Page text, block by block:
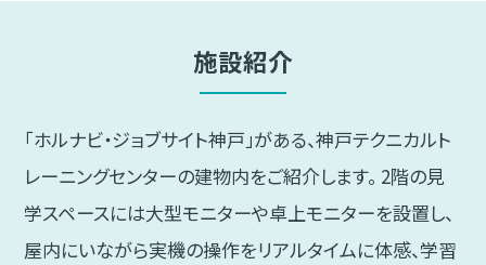
施設紹介
｢ホルナビ・ジョブサイト神戸」がある、神戸テクニカルト
レーニングセンターの建物内をご紹介します。 2階の見
学スペースには大型モニターや卓上モニターを設置し、
屋内にいながら実機の操作をリアルタイムに体感、学習